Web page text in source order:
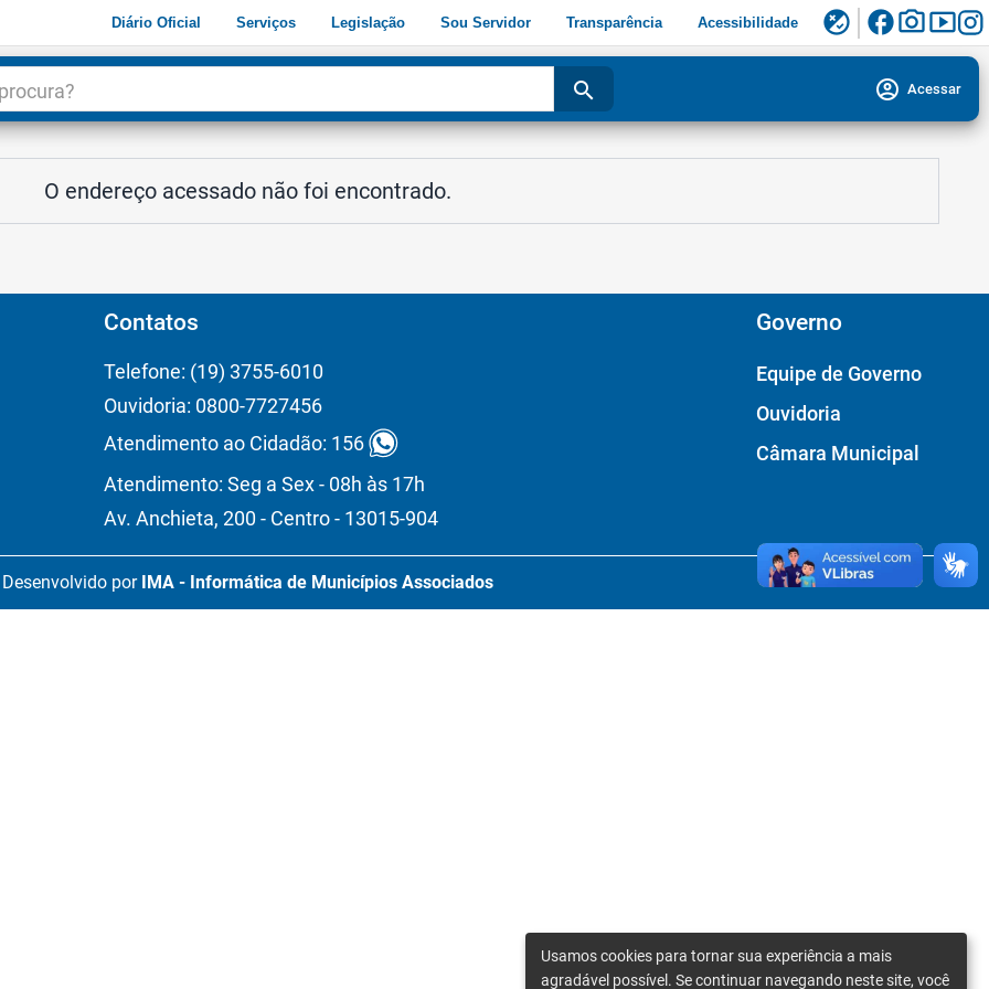
Diário Oficial Serviços Legislação Sou Servidor Transparência Acessibilidade flaky facebookphoto_camerasmart_display
search account_circle Acessar
O endereço acessado não foi encontrado.
Contatos
Telefone: (19) 3755-6010
Ouvidoria: 0800-7727456
Atendimento ao Cidadão: 156
Atendimento: Seg a Sex - 08h às 17h
Av. Anchieta, 200 - Centro - 13015-904
Governo
Equipe de Governo
Ouvidoria
Câmara Municipal
Desenvolvido por IMA - Informática de Municípios Associados
Usamos cookies para tornar sua experiência a mais
agradável possível. Se continuar navegando neste site, você